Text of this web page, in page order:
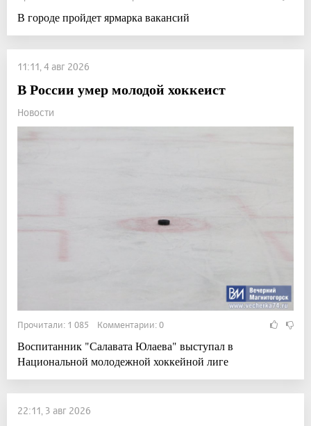
В городе пройдет ярмарка вакансий
11:11, 4 авг 2026
В России умер молодой хоккеист
Новости
Прочитали: 1 085 Комментарии: 0
Воспитанник "Салавата Юлаева" выступал в
Национальной молодежной хоккейной лиге
22:11, 3 авг 2026